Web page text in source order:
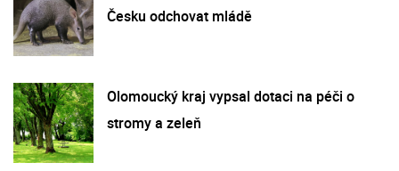
Česku odchovat mládě
Olomoucký kraj vypsal dotaci na péči o
stromy a zeleň